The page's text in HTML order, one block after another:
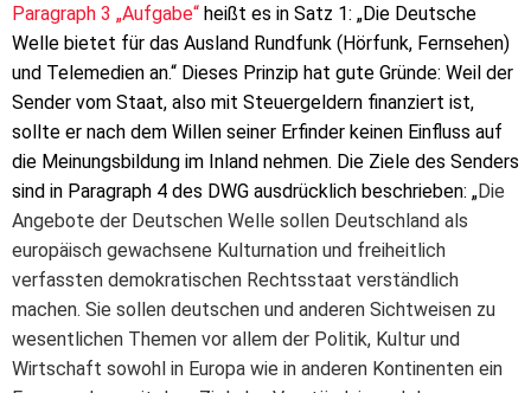
Paragraph 3 „Aufgabe“ heißt es in Satz 1: „Die Deutsche
Welle bietet für das Ausland Rundfunk (Hörfunk, Fernsehen)
und Telemedien an.“ Dieses Prinzip hat gute Gründe: Weil der
Sender vom Staat, also mit Steuergeldern finanziert ist,
sollte er nach dem Willen seiner Erfinder keinen Einfluss auf
die Meinungsbildung im Inland nehmen. Die Ziele des Senders
sind in Paragraph 4 des DWG ausdrücklich beschrieben: „Die
Angebote der Deutschen Welle sollen Deutschland als
europäisch gewachsene Kulturnation und freiheitlich
verfassten demokratischen Rechtsstaat verständlich
machen. Sie sollen deutschen und anderen Sichtweisen zu
wesentlichen Themen vor allem der Politik, Kultur und
Wirtschaft sowohl in Europa wie in anderen Kontinenten ein